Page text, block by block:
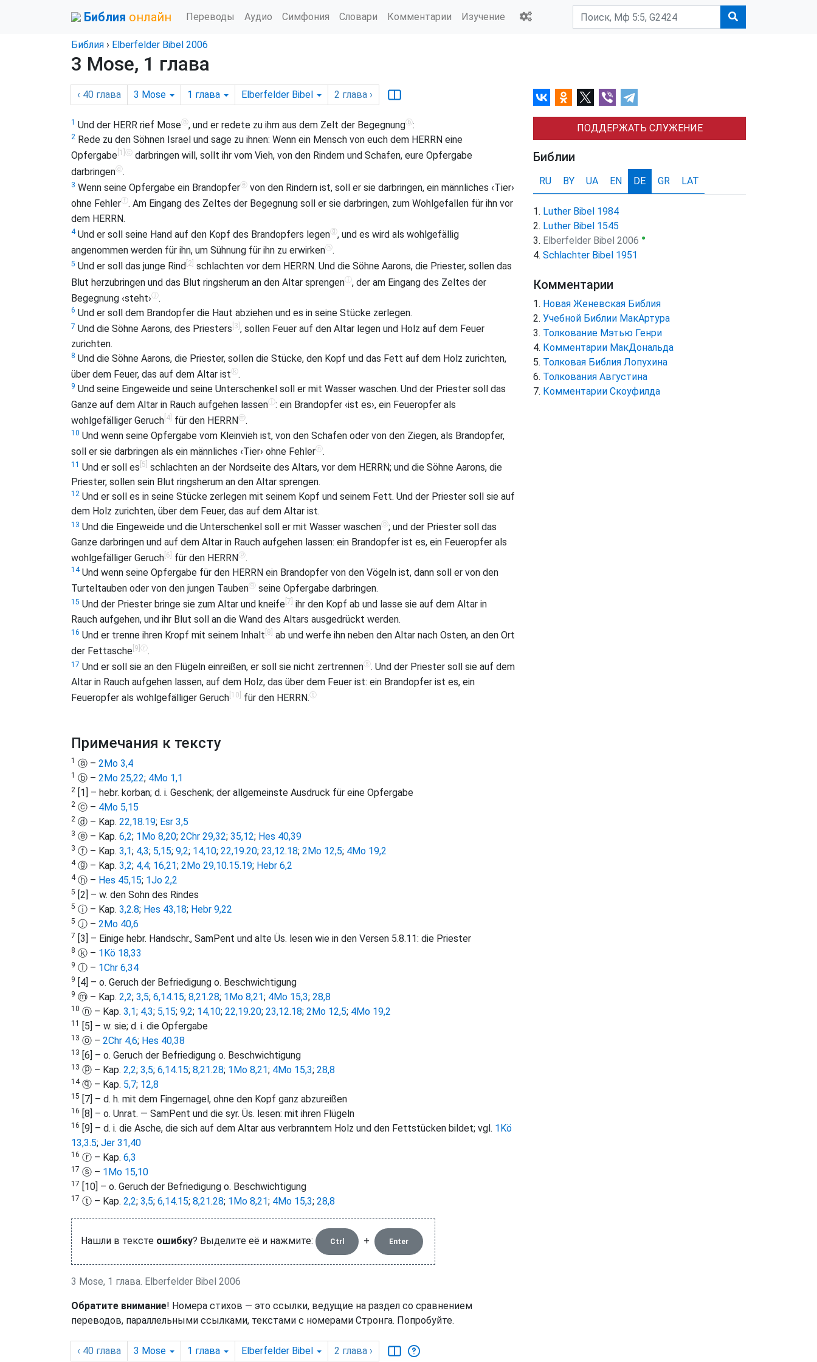
Библия онлайн Переводы Аудио Симфония Словари Комментарии Изучение
Библия › Elberfelder Bibel 2006
3 Mose, 1 глава
‹ 40 глава 3 Mose 1 глава Elberfelder Bibel 2 глава ›
1 Und der HERR rief Moseⓐ, und er redete zu ihm aus dem Zelt der Begegnungⓑ:
2 Rede zu den Söhnen Israel und sage zu ihnen: Wenn ein Mensch von euch dem HERRN eine
Opfergabe [1] ⓒ darbringen will, sollt ihr vom Vieh, von den Rindern und Schafen, eure Opfergabe
darbringenⓓ.
3 Wenn seine Opfergabe ein Brandopferⓔ von den Rindern ist, soll er sie darbringen, ein männliches ‹Tier›
ohne Fehlerⓕ. Am Eingang des Zeltes der Begegnung soll er sie darbringen, zum Wohlgefallen für ihn vor
dem HERRN.
4Und er soll seine Hand auf den Kopf des Brandopfers legenⓖ, und es wird als wohlgefällig
angenommen werden für ihn, um Sühnung für ihn zu erwirkenⓗ.
5 Und er soll das junge Rind [2] schlachten vor dem HERRN. Und die Söhne Aarons, die Priester, sollen das
Blut herzubringen und das Blut ringsherum an den Altar sprengenⓘ, der am Eingang des Zeltes der
Begegnung ‹steht›ⓙ.
6 Und er soll dem Brandopfer die Haut abziehen und es in seine Stücke zerlegen.
7 Und die Söhne Aarons, des Priesters [3] , sollen Feuer auf den Altar legen und Holz auf dem Feuer
zurichten.
8 Und die Söhne Aarons, die Priester, sollen die Stücke, den Kopf und das Fett auf dem Holz zurichten,
über dem Feuer, das auf dem Altar istⓚ.
9 Und seine Eingeweide und seine Unterschenkel soll er mit Wasser waschen. Und der Priester soll das
Ganze auf dem Altar in Rauch aufgehen lassenⓛ: ein Brandopfer ‹ist es›, ein Feueropfer als
wohlgefälliger Geruch [4] für den HERRNⓜ.
10 Und wenn seine Opfergabe vom Kleinvieh ist, von den Schafen oder von den Ziegen, als Brandopfer,
soll er sie darbringen als ein männliches ‹Tier› ohne Fehlerⓝ.
11 Und er soll es [5] schlachten an der Nordseite des Altars, vor dem HERRN; und die Söhne Aarons, die
Priester, sollen sein Blut ringsherum an den Altar sprengen.
12 Und er soll es in seine Stücke zerlegen mit seinem Kopf und seinem Fett. Und der Priester soll sie auf
dem Holz zurichten, über dem Feuer, das auf dem Altar ist.
13 Und die Eingeweide und die Unterschenkel soll er mit Wasser waschenⓞ; und der Priester soll das
Ganze darbringen und auf dem Altar in Rauch aufgehen lassen: ein Brandopfer ist es, ein Feueropfer als
wohlgefälliger Geruch [6] für den HERRNⓟ.
14Und wenn seine Opfergabe für den HERRN ein Brandopfer von den Vögeln ist, dann soll er von den
Turteltauben oder von den jungen Taubenⓠ seine Opfergabe darbringen.
15 Und der Priester bringe sie zum Altar und kneife [7] ihr den Kopf ab und lasse sie auf dem Altar in
Rauch aufgehen, und ihr Blut soll an die Wand des Altars ausgedrückt werden.
16 Und er trenne ihren Kropf mit seinem Inhalt [8] ab und werfe ihn neben den Altar nach Osten, an den Ort
der Fettasche [9] ⓡ.
17 Und er soll sie an den Flügeln einreißen, er soll sie nicht zertrennenⓢ. Und der Priester soll sie auf dem
Altar in Rauch aufgehen lassen, auf dem Holz, das über dem Feuer ist: ein Brandopfer ist es, ein
Feueropfer als wohlgefälliger Geruch [10] für den HERRN.ⓣ
Примечания к тексту
1 ⓐ – 2Mo 3,4
1 ⓑ – 2Mo 25,22; 4Mo 1,1
2 [1] – hebr. korban; d. i. Geschenk; der allgemeinste Ausdruck für eine Opfergabe
2 ⓒ – 4Mo 5,15
2 ⓓ – Kap. 22,18.19; Esr 3,5
3 ⓔ – Kap. 6,2; 1Mo 8,20; 2Chr 29,32; 35,12; Hes 40,39
3 ⓕ – Kap. 3,1; 4,3; 5,15; 9,2; 14,10; 22,19.20; 23,12.18; 2Mo 12,5; 4Mo 19,2
4ⓖ – Kap. 3,2; 4,4; 16,21; 2Mo 29,10.15.19; Hebr 6,2
4ⓗ – Hes 45,15; 1Jo 2,2
5 [2] – w. den Sohn des Rindes
5 ⓘ – Kap. 3,2.8; Hes 43,18; Hebr 9,22
5 ⓙ – 2Mo 40,6
7 [3] – Einige hebr. Handschr., SamPent und alte Üs. lesen wie in den Versen 5.8.11: die Priester
8 ⓚ – 1Kö 18,33
9 ⓛ – 1Chr 6,34
9 [4] – o. Geruch der Befriedigung o. Beschwichtigung
9 ⓜ – Kap. 2,2; 3,5; 6,14.15; 8,21.28; 1Mo 8,21; 4Mo 15,3; 28,8
10 ⓝ – Kap. 3,1; 4,3; 5,15; 9,2; 14,10; 22,19.20; 23,12.18; 2Mo 12,5; 4Mo 19,2
11 [5] – w. sie; d. i. die Opfergabe
13 ⓞ – 2Chr 4,6; Hes 40,38
13 [6] – o. Geruch der Befriedigung o. Beschwichtigung
13 ⓟ – Kap. 2,2; 3,5; 6,14.15; 8,21.28; 1Mo 8,21; 4Mo 15,3; 28,8
14ⓠ – Kap. 5,7; 12,8
15 [7] – d. h. mit dem Fingernagel, ohne den Kopf ganz abzureißen
16 [8] – o. Unrat. — SamPent und die syr. Üs. lesen: mit ihren Flügeln
16 [9] – d. i. die Asche, die sich auf dem Altar aus verbranntem Holz und den Fettstücken bildet; vgl. 1Kö
13,3.5; Jer 31,40
16 ⓡ – Kap. 6,3
17 ⓢ – 1Mo 15,10
17 [10] – o. Geruch der Befriedigung o. Beschwichtigung
17 ⓣ – Kap. 2,2; 3,5; 6,14.15; 8,21.28; 1Mo 8,21; 4Mo 15,3; 28,8
Нашли в тексте ошибку? Выделите её и нажмите: Ctrl + Enter
3 Mose, 1 глава. Elberfelder Bibel 2006
Обратите внимание! Номера стихов — это ссылки, ведущие на раздел со сравнением
переводов, параллельными ссылками, текстами с номерами Стронга. Попробуйте.
‹ 40 глава 3 Mose 1 глава Elberfelder Bibel 2 глава ›
ПОДДЕРЖАТЬ СЛУЖЕНИЕ
Библии
RU BY UA EN DE GR LAT
Luther Bibel 1984
Luther Bibel 1545
Elberfelder Bibel 2006 ●
Schlachter Bibel 1951
Комментарии
Новая Женевская Библия
Учебной Библии МакАртура
Толкование Мэтью Генри
Комментарии МакДональда
Толковая Библия Лопухина
Толкования Августина
Комментарии Скоуфилда